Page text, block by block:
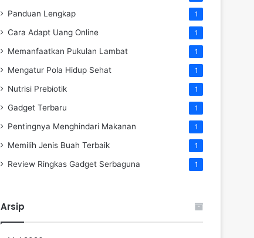
Panduan Lengkap 1
Cara Adapt Uang Online 1
Memanfaatkan Pukulan Lambat 1
Mengatur Pola Hidup Sehat 1
Nutrisi Prebiotik 1
Gadget Terbaru 1
Pentingnya Menghindari Makanan 1
Memilih Jenis Buah Terbaik 1
Review Ringkas Gadget Serbaguna 1
Arsip